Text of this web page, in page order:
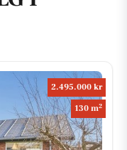
2.495.000 kr
130 m2